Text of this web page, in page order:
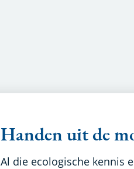
Handen uit de
Al die ecologische kennis